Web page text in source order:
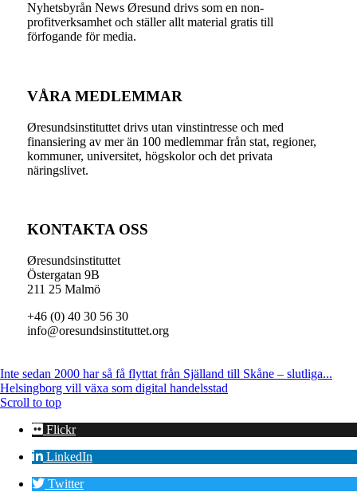
Nyhetsbyrån News Øresund drivs som en non-
profitverksamhet och ställer allt material gratis till
förfogande för media.
VÅRA MEDLEMMAR
Øresundsinstituttet drivs utan vinst­intresse och med
finansiering av mer än 100 medlemmar från stat, regioner,
kommuner, universitet, högskolor och det privata
näringslivet.
KONTAKTA OSS
Øresundsinstituttet
Östergatan 9B
211 25 Malmö
+46 (0) 40 30 56 30
info@oresundsinstituttet.org
Inte sedan 2000 har så få flyttat från Själland till Skåne – slutliga...
Helsingborg vill växa som digital handelsstad
Scroll to top
Flickr
LinkedIn
Twitter